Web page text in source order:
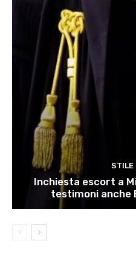
STILE
Inchiesta escort a
testimoni anche